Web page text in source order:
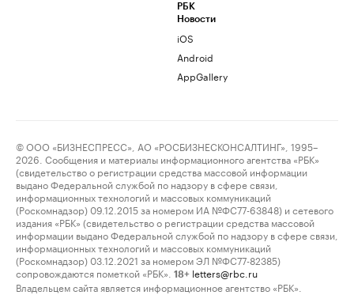
РБК
Новости
iOS
Android
AppGallery
© ООО «БИЗНЕСПРЕСС», АО «РОСБИЗНЕСКОНСАЛТИНГ», 1995–
2026. Сообщения и материалы информационного агентства «РБК»
(свидетельство о регистрации средства массовой информации
выдано Федеральной службой по надзору в сфере связи,
информационных технологий и массовых коммуникаций
(Роскомнадзор) 09.12.2015 за номером ИА №ФС77-63848) и сетевого
издания «РБК» (свидетельство о регистрации средства массовой
информации выдано Федеральной службой по надзору в сфере связи,
информационных технологий и массовых коммуникаций
(Роскомнадзор) 03.12.2021 за номером ЭЛ №ФС77-82385)
сопровождаются пометкой «РБК».
18+ letters@rbc.ru
Владельцем сайта является информационное агентство «РБК».